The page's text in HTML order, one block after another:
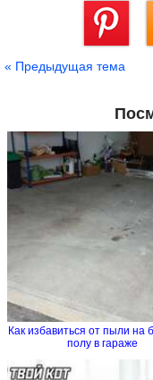
« Предыдущая тема
Как избавиться от пыли на
полу в гараже